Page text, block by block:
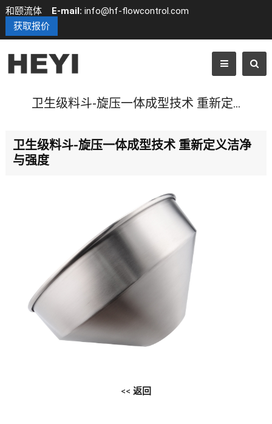
和颐流体 E-mail: info@hf-flowcontrol.com
获取报价
卫生级料斗-旋压一体成型技术 重新定义洁净与强度
卫生级料斗-旋压一体成型技术 重新定义洁净
与强度
<< 返回